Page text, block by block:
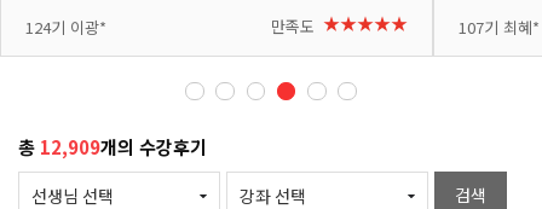
생님이 쉽고 재미있게 가르쳐 주셔서 배울수록 흥미가
붙고 있습니다. 다음 여행에서 꼭 써봐야지 하는 표현
이 나올 때마다 메모도 하고 복습도 하고 있습니다. 반
복해서 제 것으로 만들고 싶고, 시간도 아쉽지만 여러
고 있습니다. 열심히 공부해서 다음 일본 여행은 직접
소통하는 완벽한 자유여행으로 만들어 보겠습니다. 좋
은 강의 감사합니다!
124기 이광* 만족도 ★★★★★ 107기 최혜*
총 12,909개의 수강후기
검색